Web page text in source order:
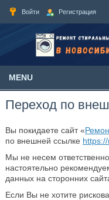
Войти Регистрация
MENU
Переход по
Вы покидаете сайт «
по внешней ссылке
Мы не несем
настоятельно
данных на сторонних
Если Вы не хотите